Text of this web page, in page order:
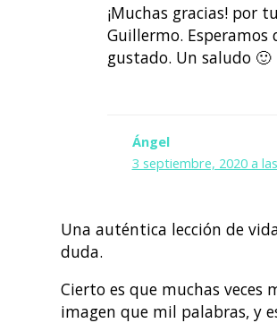
¡Muchas gracias! por
Guillermo. Esperamos
gustado. Un saludo 🙂
Ángel
3 septiembre, 2020 a
Una auténtica lección de
duda.
Cierto es que muchas veces
imagen que mil palabras, y